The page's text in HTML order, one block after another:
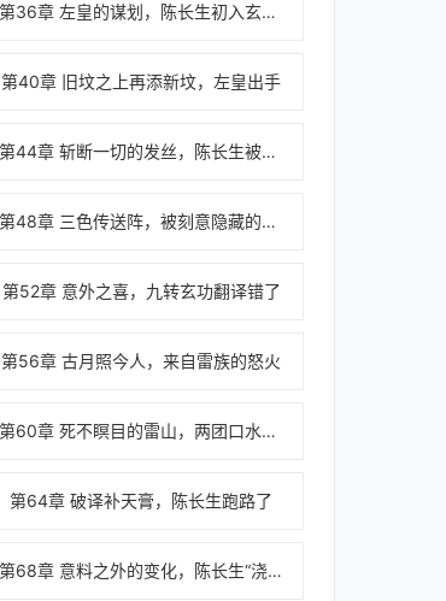
第36章 左皇的谋划，陈长生初入玄武阁
第40章 旧坟之上再添新坟，左皇出手
第44章 斩断一切的发丝，陈长生被困荒古禁地
第48章 三色传送阵，被刻意隐藏的真相
第52章 意外之喜，九转玄功翻译错了
第56章 古月照今人，来自雷族的怒火
第60章 死不瞑目的雷山，两团口水引起的血战
第64章 破译补天膏，陈长生跑路了
第68章 意料之外的变化，陈长生“浇蛋”生活